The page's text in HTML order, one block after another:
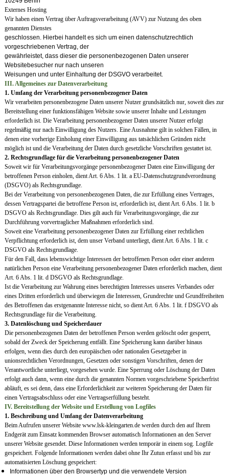
Externes Hosting
Wir haben einen Vertrag über Auftragsverarbeitung (AVV) zur Nutzung des oben
genannten Dienstes
geschlossen. Hierbei handelt es sich um einen datenschutzrechtlich
vorgeschriebenen Vertrag, der
gewährleistet, dass dieser die personenbezogenen Daten unserer
Websitebesucher nur nach unseren
Weisungen und unter Einhaltung der DSGVO verarbeitet.
III. Allgemeines zur Datenverarbeitung
1. Umfang der Verarbeitung personenbezogener Daten
Wir verarbeiten personenbezogene Daten unserer Nutzer grundsätzlich nur, soweit dies zur
Bereitstellung einer funktionsfähigen Website sowie unserer Inhalte und Leistungen
erforderlich ist. Die Verarbeitung personenbezogener Daten unserer Nutzer erfolgt
regelmäßig nur nach Einwilligung des Nutzers. Eine Ausnahme gilt in solchen Fällen, in
denen eine vorherige Einholung einer Einwilligung aus tatsächlichen Gründen nicht
möglich ist und die Verarbeitung der Daten durch gesetzliche Vorschriften gestattet ist.
2. Rechtsgrundlage für die Verarbeitung personenbezogener Daten
Soweit wir für Verarbeitungsvorgänge personenbezogener Daten eine Einwilligung der
betroffenen Person einholen, dient Art. 6 Abs. 1 lit. a EU-Datenschutzgrundverordnung
(DSGVO) als Rechtsgrundlage.
Bei der Verarbeitung von personenbezogenen Daten, die zur Erfüllung eines Vertrages,
dessen Vertragspartei die betroffene Person ist, erforderlich ist, dient Art. 6 Abs. 1 lit. b
DSGVO als Rechtsgrundlage. Dies gilt auch für Verarbeitungsvorgänge, die zur
Durchführung vorvertraglicher Maßnahmen erforderlich sind.
Soweit eine Verarbeitung personenbezogener Daten zur Erfüllung einer rechtlichen
Verpflichtung erforderlich ist, dem unser Verband unterliegt, dient Art. 6 Abs. 1 lit. c
DSGVO als Rechtsgrundlage.
Für den Fall, dass lebenswichtige Interessen der betroffenen Person oder einer anderen
natürlichen Person eine Verarbeitung personenbezogener Daten erforderlich machen, dient
Art. 6 Abs. 1 lit. d DSGVO als Rechtsgrundlage.
Ist die Verarbeitung zur Wahrung eines berechtigten Interesses unseres Verbandes oder
eines Dritten erforderlich und überwiegen die Interessen, Grundrechte und Grundfreiheiten
des Betroffenen das erstgenannte Interesse nicht, so dient Art. 6 Abs. 1 lit. f DSGVO als
Rechtsgrundlage für die Verarbeitung.
3. Datenlöschung und Speicherdauer
Die personenbezogenen Daten der betroffenen Person werden gelöscht oder gesperrt,
sobald der Zweck der Speicherung entfällt. Eine Speicherung kann darüber hinaus
erfolgen, wenn dies durch den europäischen oder nationalen Gesetzgeber in
unionsrechtlichen Verordnungen, Gesetzen oder sonstigen Vorschriften, denen der
Verantwortliche unterliegt, vorgesehen wurde. Eine Sperrung oder Löschung der Daten
erfolgt auch dann, wenn eine durch die genannten Normen vorgeschriebene Speicherfrist
abläuft, es sei denn, dass eine Erforderlichkeit zur weiteren Speicherung der Daten für
einen Vertragsabschluss oder eine Vertragserfüllung besteht.
IV. Bereitstellung der Website und Erstellung von Logfiles
1. Beschreibung und Umfang der Datenverarbeitung
Beim Aufrufen unserer Website www.lsk-kleingarten.de werden durch den auf Ihrem
Endgerät zum Einsatz kommenden Browser automatisch Informationen an den Server
unserer Website gesendet. Diese Informationen werden temporär in einem sog. Logfile
gespeichert. Folgende Informationen werden dabei ohne Ihr Zutun erfasst und bis zur
automatisierten Löschung gespeichert:
Informationen über den Browsertyp und die verwendete Version